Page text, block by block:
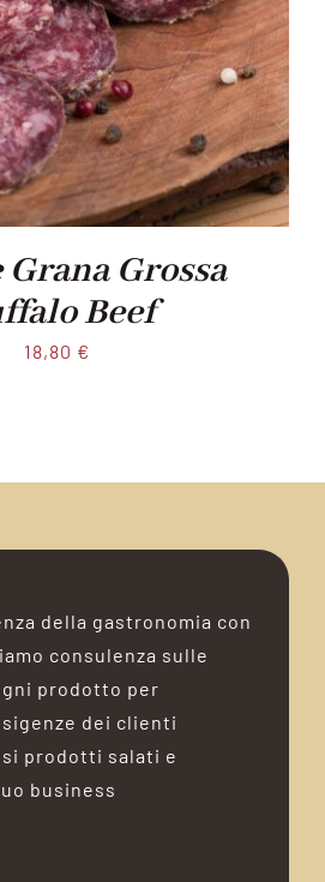
Grana Grossa
Beef
18,80 €
della gastronomia con
consulenza sulle
prodotto per
dei clienti
prodotti salati e
business